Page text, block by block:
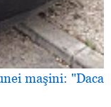
maşini: "Daca